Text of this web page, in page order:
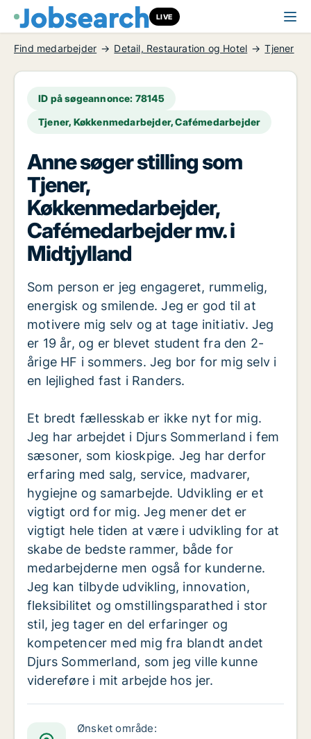
LIVE
Find medarbejder Detail, Restauration og Hotel Tjener
ID på søgeannonce: 78145
Tjener, Køkkenmedarbejder, Cafémedarbejder
Anne søger stilling som
Tjener,
Køkkenmedarbejder,
Cafémedarbejder mv. i
Midtjylland
Som person er jeg engageret, rummelig,
energisk og smilende. Jeg er god til at
motivere mig selv og at tage initiativ. Jeg
er 19 år, og er blevet student fra den 2-
årige HF i sommers. Jeg bor for mig selv i
en lejlighed fast i Randers.
Et bredt fællesskab er ikke nyt for mig.
Jeg har arbejdet i Djurs Sommerland i fem
sæsoner, som kioskpige. Jeg har derfor
erfaring med salg, service, madvarer,
hygiejne og samarbejde. Udvikling er et
vigtigt ord for mig. Jeg mener det er
vigtigt hele tiden at være i udvikling for at
skabe de bedste rammer, både for
medarbejderne men også for kunderne.
Jeg kan tilbyde udvikling, innovation,
fleksibilitet og omstillingsparathed i stor
stil, jeg tager en del erfaringer og
kompetencer med mig fra blandt andet
Djurs Sommerland, som jeg ville kunne
videreføre i mit arbejde hos jer.
Ønsket område: